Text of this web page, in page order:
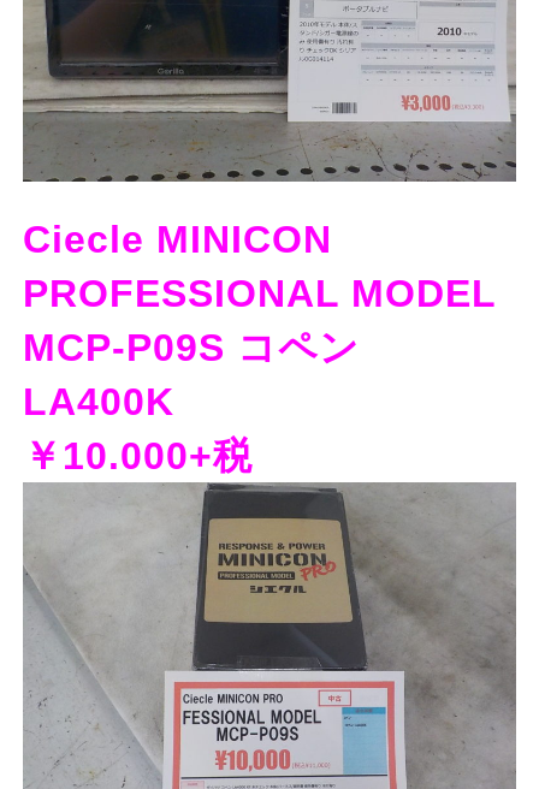
Ciecle MINICON
PROFESSIONAL MODEL
MCP-P09S コペン
LA400K
￥10.000+税